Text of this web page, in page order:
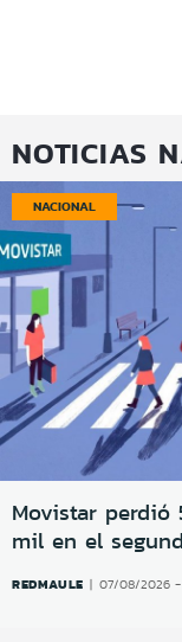
NOTICIAS
NACIONAL
Movistar
mil en el
REDMAULE 07/08/2026 -